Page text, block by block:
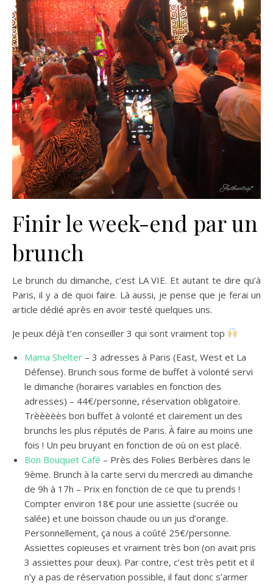
Finir le week-end par un
brunch
Le brunch du dimanche, c’est LA VIE. Et autant te dire qu’à
Paris, il y a de quoi faire. Là aussi, je pense que je ferai un
article dédié après en avoir testé quelques uns.
Je peux déjà t’en conseiller 3 qui sont vraiment top
Mama Shelter – 3 adresses à Paris (East, West et La
Défense). Brunch sous forme de buffet à volonté servi
le dimanche (horaires variables en fonction des
adresses) – 44€/personne, réservation obligatoire.
Trèèèèès bon buffet à volonté et clairement un des
brunchs les plus réputés de Paris. À faire au moins une
fois ! Un peu bruyant en fonction de où on est placé.
Bon Bouquet Café – Près des Folies Berbères dans le
9ème. Brunch à la carte servi du mercredi au dimanche
de 9h à 17h – Prix en fonction de ce que tu prends !
Compter environ 18€ pour une assiette (sucrée ou
salée) et une boisson chaude ou un jus d’orange.
Personnellement, ça nous a coûté 25€/personne.
Assiettes copieuses et vraiment très bon (on avait pris
3 assiettes pour deux). Par contre, c’est très petit et il
n’y a pas de réservation possible, il faut donc s’armer